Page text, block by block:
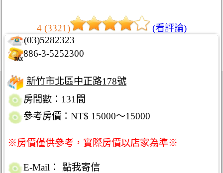
4 (3321)
(看評論)
(03)5282323
886-3-5252300
新竹市北區中正路178號
房間數：131間
參考房價：NT$ 15000～15000
※房價僅供參考，實際房價以店家為準※
E-Mail：
點我寄信